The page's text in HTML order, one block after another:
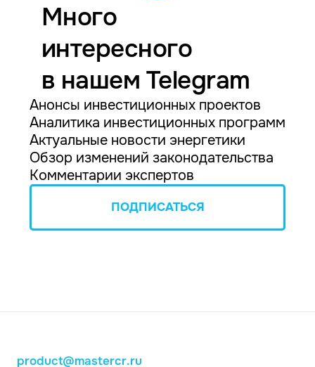
Много
интересного
в нашем Telegram
Анонсы инвестиционных проектов
Аналитика инвестиционных программ
Актуальные новости энергетики
Обзор изменений законодательства
Комментарии экспертов
ПОДПИСАТЬСЯ
product@mastercr.ru